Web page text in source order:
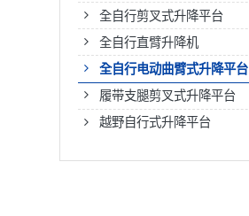
全自行剪叉式升降平台
全自行直臂升降机
全自行电动曲臂式升降平台
履带支腿剪叉式升降平台
越野自行式升降平台